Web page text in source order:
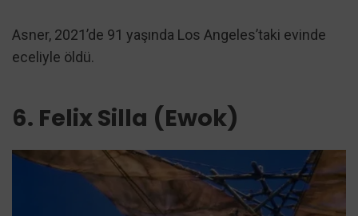
Asner, 2021’de 91 yaşında Los Angeles’taki evinde
eceliyle öldü.
6. Felix Silla (Ewok)